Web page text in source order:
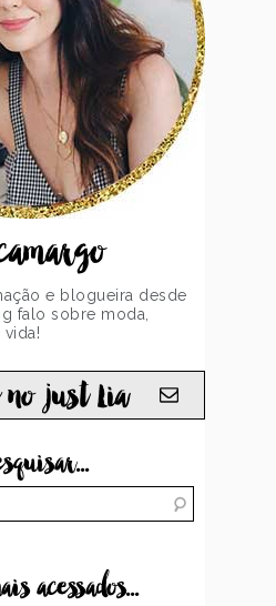
e blogueira desde
falo sobre moda,
just Lia
acessados...